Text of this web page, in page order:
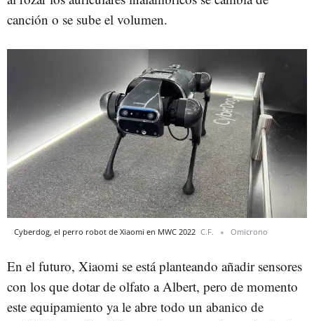
canción o se sube el volumen.
Cyberdog, el perro robot de Xiaomi en MWC 2022 C.F. Omicrono
En el futuro, Xiaomi se está planteando añadir sensores
con los que dotar de olfato a Albert, pero de momento
este equipamiento ya le abre todo un abanico de